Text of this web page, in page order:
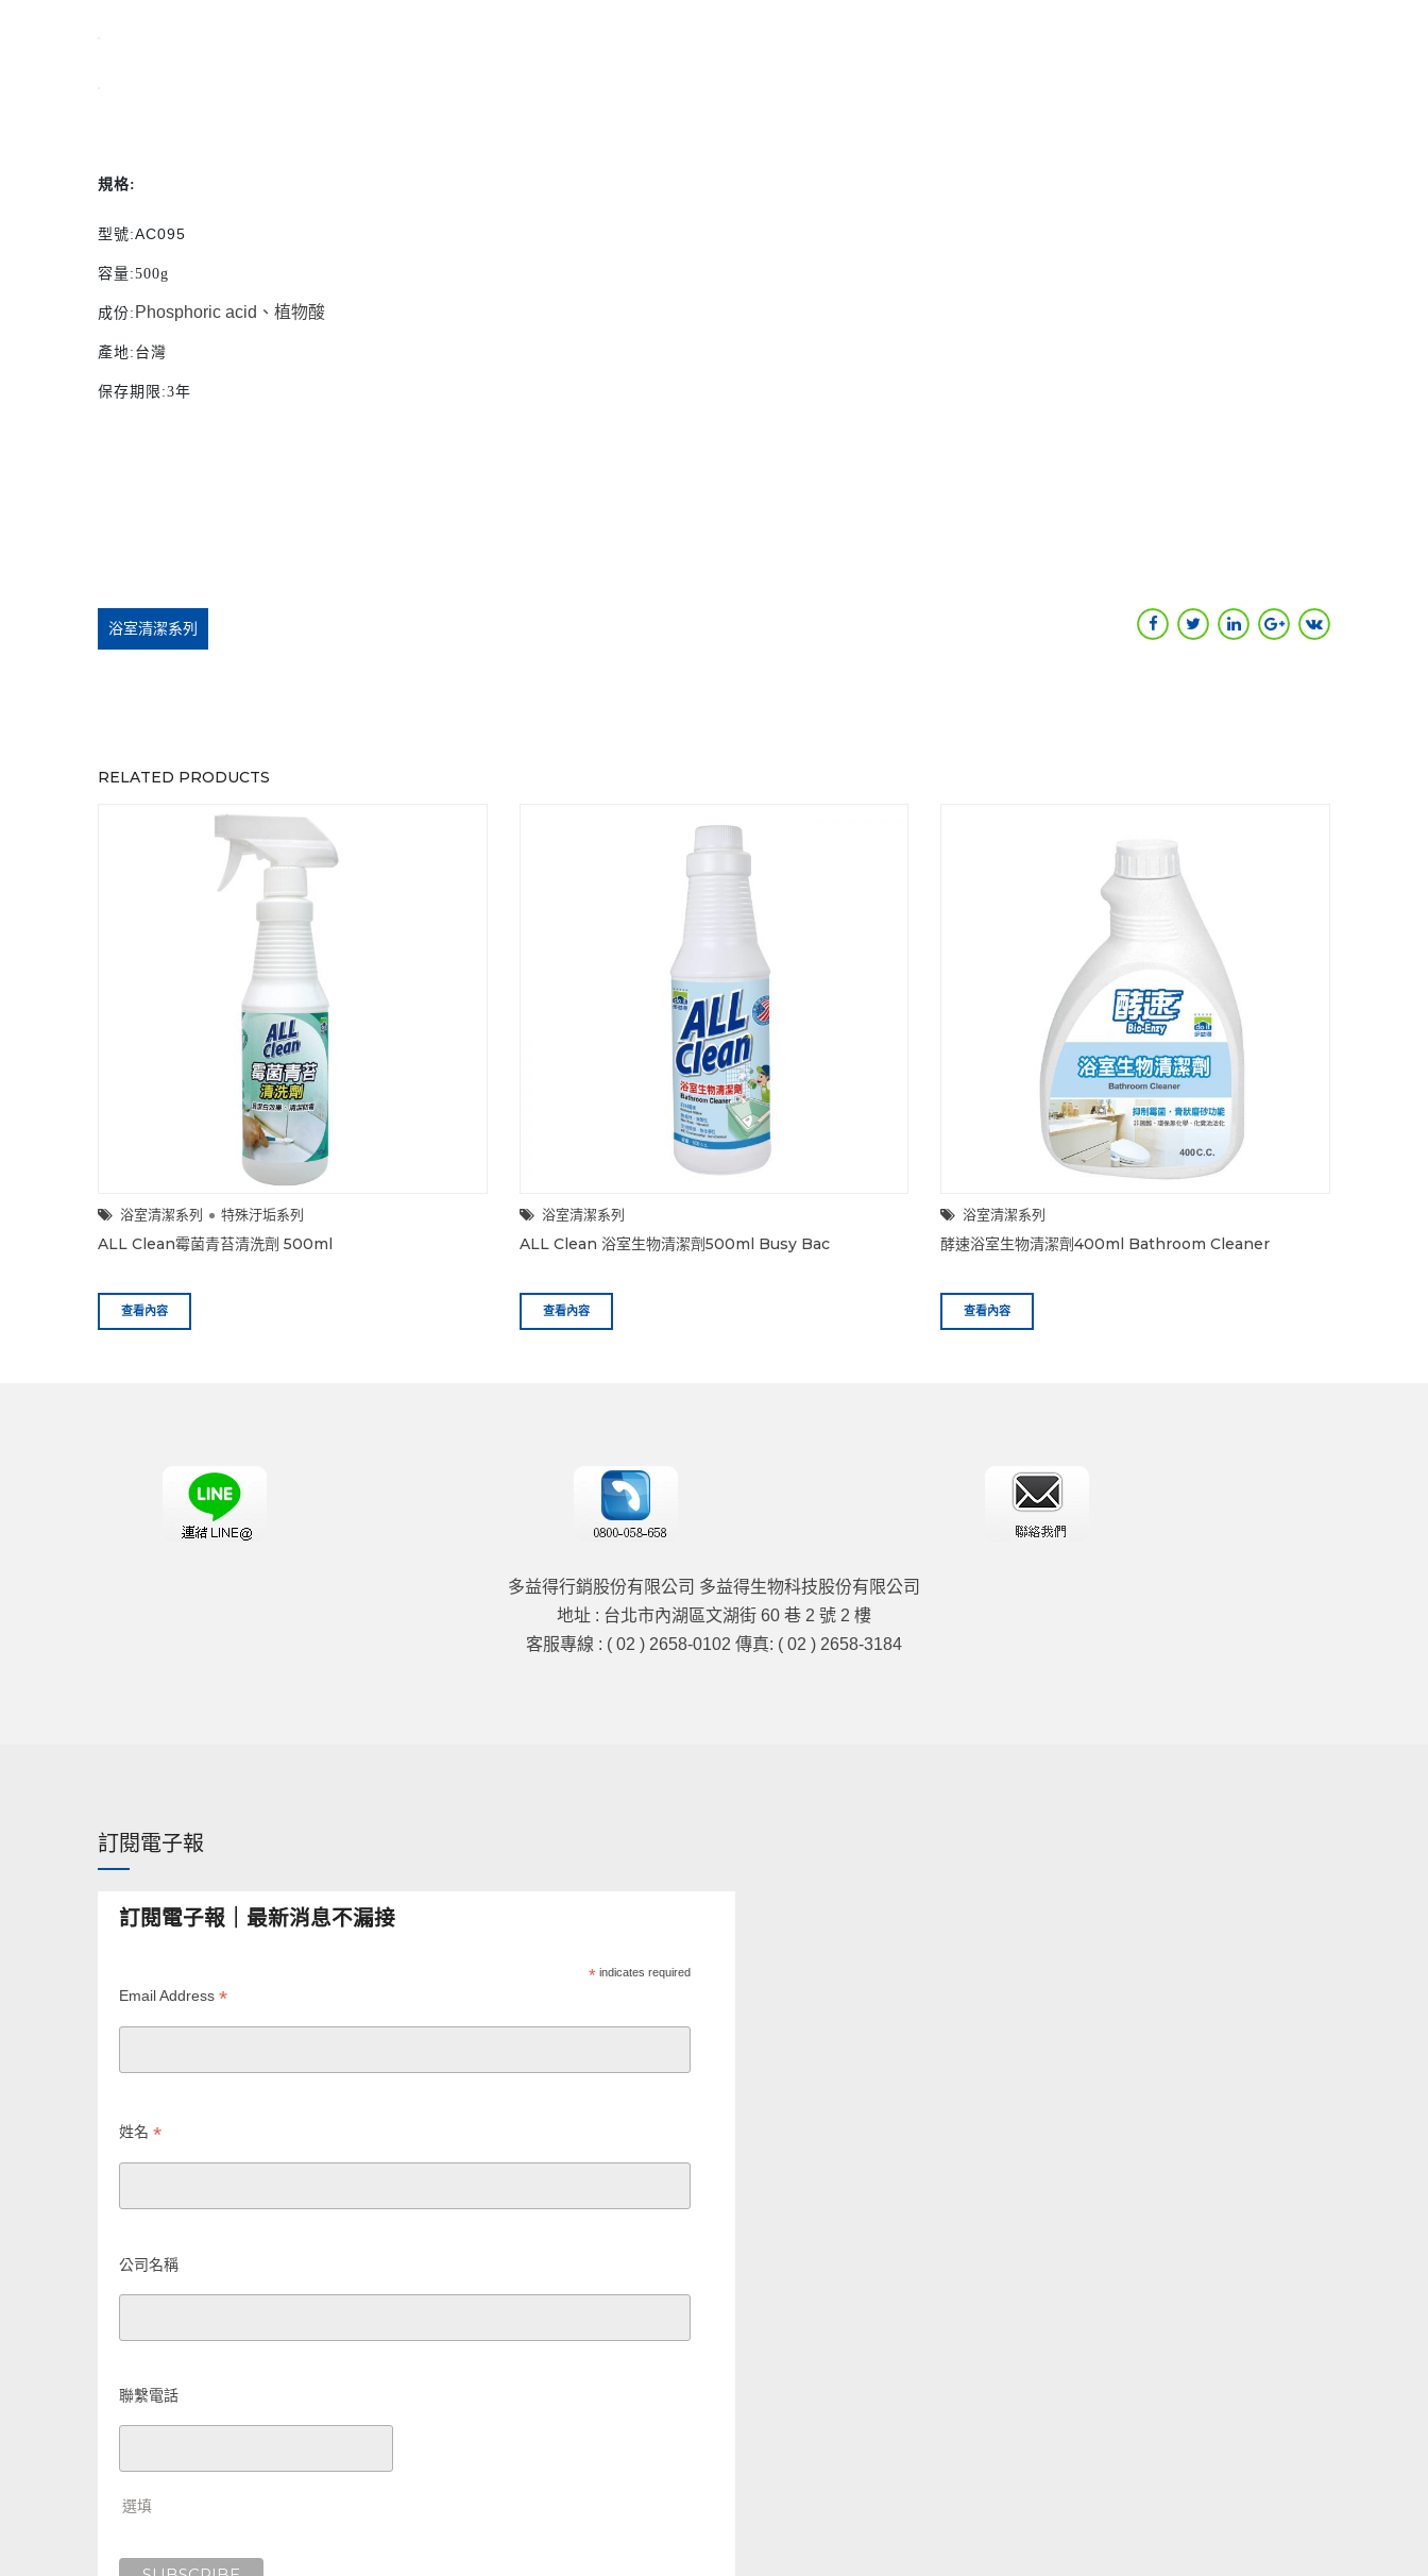
規格:
型號:AC095
容量:500g
成份: Phosphoric acid、植物酸
產地: 台灣
保存期限 :3年
浴室清潔系列
RELATED PRODUCTS
浴室清潔系列 特殊汙垢系列
ALL Clean霉菌青苔清洗劑 500ml
查看內容
浴室清潔系列
ALL Clean 浴室生物清潔劑500ml Busy Bac
查看內容
浴室清潔系列
酵速浴室生物清潔劑400ml Bathroom Cleaner
查看內容
多益得行銷股份有限公司 多益得生物科技股份有限公司
地址 : 台北市內湖區文湖街 60 巷 2 號 2 樓
客服專線 : ( 02 ) 2658-0102 傳真: ( 02 ) 2658-3184
訂閱電子報
訂閱電子報｜最新消息不漏接
*indicates required
Email Address *
姓名 *
公司名稱
聯繫電話
選填